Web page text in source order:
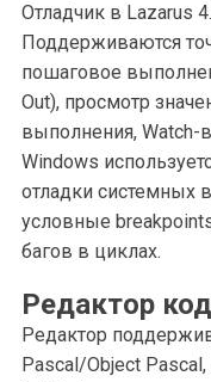
Отладчик в Lazarus
Поддерживаются
пошаговое
Out), просмотр
выполнения,
Windows
отладки системных
условные
багов в циклах.
Редактор
Редактор
Pascal/Object